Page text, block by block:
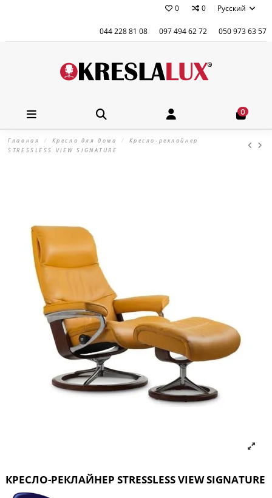
0 0 Русский
044 228 81 08 097 494 62 72 050 973 63 57
0
Главная Кресла для дома
Кресло-реклайнер
STRESSLESS VIEW SIGNATURE
КРЕСЛО-РЕКЛАЙНЕР STRESSLESS VIEW SIGNATURE